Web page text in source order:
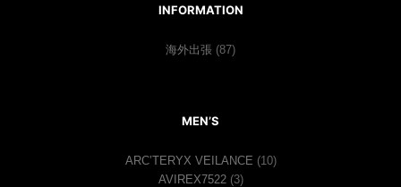
INFORMATION
海外出張 (87)
MEN’S
ARC’TERYX VEILANCE (10)
AVIREX7522(3)